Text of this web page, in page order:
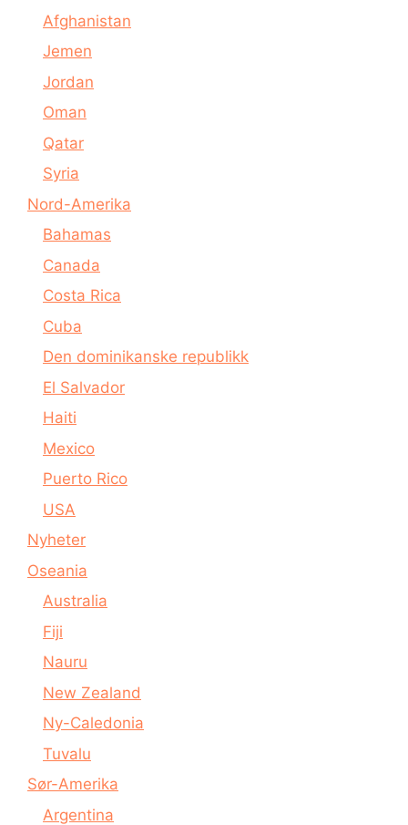
Afghanistan
Jemen
Jordan
Oman
Qatar
Syria
Nord-Amerika
Bahamas
Canada
Costa Rica
Cuba
Den dominikanske republikk
El Salvador
Haiti
Mexico
Puerto Rico
USA
Nyheter
Oseania
Australia
Fiji
Nauru
New Zealand
Ny-Caledonia
Tuvalu
Sør-Amerika
Argentina